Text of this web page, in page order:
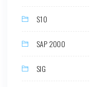
S10
SAP 2000
SIG